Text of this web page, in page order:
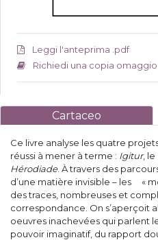
Leggi l'anteprima .pdf
Richiedi una copia omaggio
Cartaceo
Ce livre analyse les quatre
réussi à mener à terme : Igitur, le
Hérodiade. À travers des
d’une matière invisible – les «
des traces, nombreuses et
correspondance. On s’aperçoit
oeuvres inachevées qui parlent
pouvoir imaginatif, du rapport